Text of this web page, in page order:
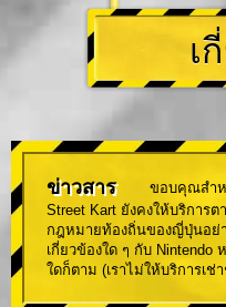
เ
ข่าวสาร
ขอบคุณสำห
Street Kart ยังคงให้บริการ
กฎหมายท้องถิ่นของญี่ปุ่นอย่
เกี่ยวข้องใด ๆ กับ Nintendo
ใดก็ตาม (เราไม่ให้บริการเ